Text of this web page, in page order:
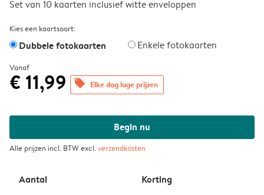
Set van 10 kaarten inclusief witte enveloppen
Kies een kaartsoort:
Dubbele fotokaarten Enkele fotokaarten
Vanaf
€ 11,99 offers Elke dag lage prijzen
Begin nu
Alle prijzen incl. BTW excl.verzendkosten
Aantal Korting